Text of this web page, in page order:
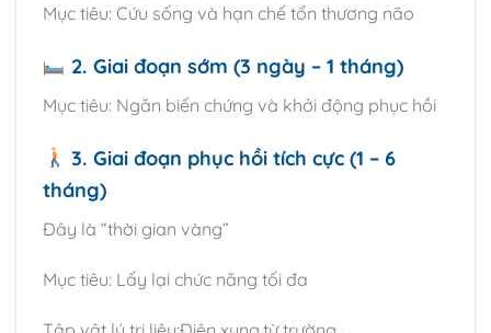
Mục tiêu: Cứu sống và hạn chế tổn thương não
2. Giai đoạn sớm (3 ngày – 1 tháng)
Mục tiêu: Ngăn biến chứng và khởi động phục hồi
3. Giai đoạn phục hồi tích cực (1 – 6
tháng)
Đây là “thời gian vàng”
Mục tiêu: Lấy lại chức năng tối đa